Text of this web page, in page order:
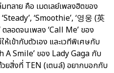
ทลาย คือ เมดเลย์เพลงฮิตของ
‘Smoothie’, ‘영웅 (英
ตลอดจนเพลง ‘Call Me’ ของ
เข้ากับตัวเอง และเวทีพิเศษกับ
A Smile’ ของ Lady Gaga กับ
ยสิ่งที่ TEN (เตนล์) อยากบอกกับ